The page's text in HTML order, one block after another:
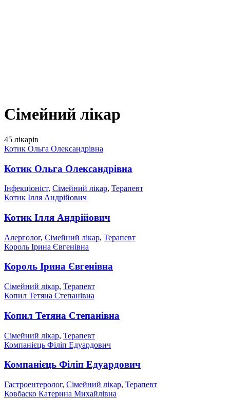
Сімейний лікар
45 лікарів
Котик Ольга Олександрівна
Котик Ольга Олександрівна
Інфекціоніст, Сімейний лікар, Терапевт
Котик Ілля Андрійович
Котик Ілля Андрійович
Алерголог, Сімейний лікар, Терапевт
Король Ірина Євгенівна
Король Ірина Євгенівна
Сімейний лікар, Терапевт
Копил Тетяна Степанівна
Копил Тетяна Степанівна
Сімейний лікар, Терапевт
Компанієць Філіп Едуардович
Компанієць Філіп Едуардович
Гастроентеролог, Сімейний лікар, Терапевт
Ковбаско Катерина Михайлівна